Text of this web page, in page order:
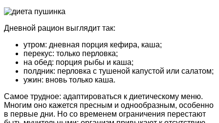
Дневной рацион выглядит так:
утром: дневная порция кефира, каша;
перекус: только перловка;
на обед: порция рыбы и каша;
полдник: перловка с тушеной капустой или салатом;
ужин: вновь только каша.
Самое трудное: адаптироваться к диетическому меню.
Многим оно кажется пресным и однообразным, особенно
в первые дни. Но со временем ограничения перестают